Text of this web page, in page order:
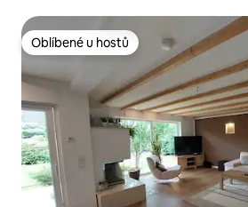
Oblíbené u hostů
Oblíbené u hostů